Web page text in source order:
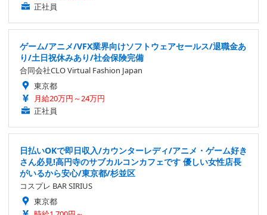
正社員
ゲーム/アニメ/VFX業界向けソフトウェアセールス/退職金あ
り/土日祝休みあり/社会保険完備
合同会社CLO Virtual Fashion Japan
東京都
月給20万円～24万円
正社員
日払いOKで即日収入/カウンターレディ/アニメ・ゲーム好き
さん必見!高円寺のサブカルコンカフェです 優しい女性店長
がいるから安心/東京都/杉並区
コスプレ BAR SIRIUS
東京都